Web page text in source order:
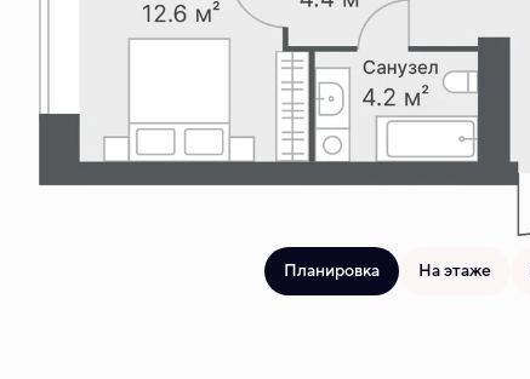
Планировка На этаже